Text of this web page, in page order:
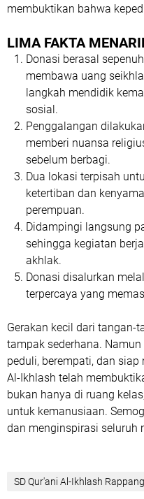
membuktikan bahwa
LIMA FAKTA
Donasi berasal
membawa uang
langkah mendidik
sosial.
Penggalangan
memberi nuansa
sebelum berbagi.
Dua lokasi terpisah
ketertiban dan
perempuan.
Didampingi langsung
sehingga kegiatan
akhlak.
Donasi disalurkan
terpercaya yang
Gerakan kecil dari tangan-
tampak sederhana.
peduli, berempati, dan siap
Al-Ikhlash telah
bukan hanya di ruang
untuk kemanusiaan.
dan menginspirasi seluruh
SD Qur'ani Al-Ikhlash Rappang